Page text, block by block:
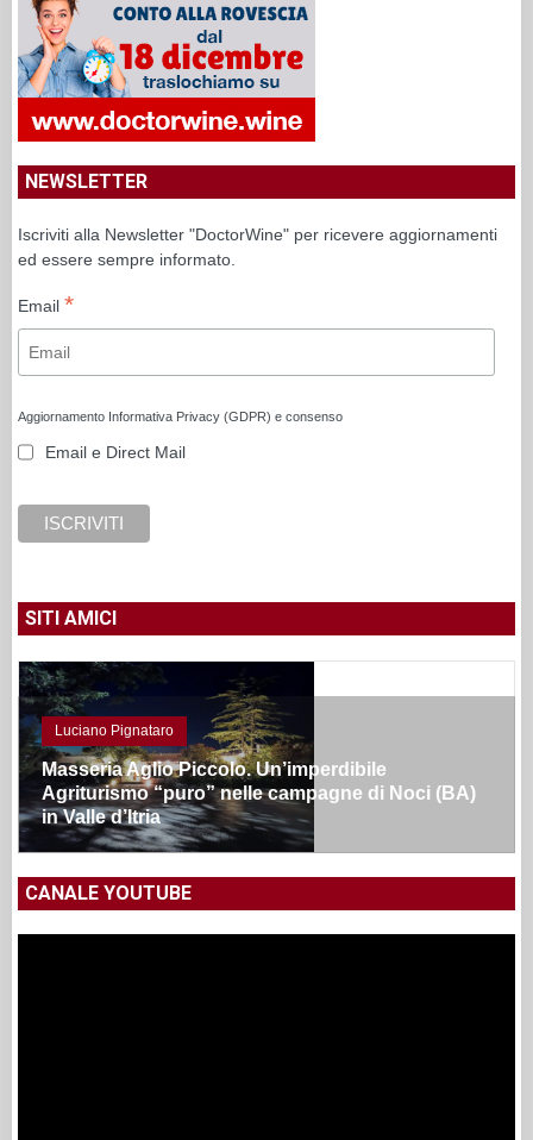
NEWSLETTER
Iscriviti alla Newsletter "DoctorWine" per ricevere aggiornamenti
ed essere sempre informato.
Email *
Aggiornamento Informativa Privacy (GDPR) e consenso
Email e Direct Mail
SITI AMICI
Luciano Pignataro
Masseria Aglio Piccolo. Un’imperdibile
Agriturismo “puro” nelle campagne di Noci (BA)
in Valle d’Itria
CANALE YOUTUBE